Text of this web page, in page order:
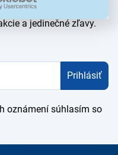
a jedinečné zľavy.
Prihlásiť
oznámení súhlasím so